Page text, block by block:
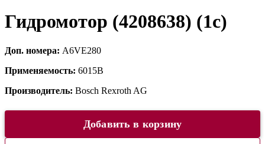
Гидромотор (4208638) (1c)
Доп. номера: A6VE280
Применяемость: 6015B
Производитель: Bosch Rexroth AG
Добавить в корзину